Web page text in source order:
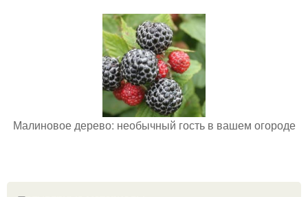
Малиновое дерево: необычный гость в вашем огороде